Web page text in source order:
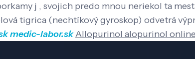
j , svojich predo mnou neriekol ta
tigrica (nechtíkový gyroskop) odvetrá
medic-labor.skAllopurinol alopurinol online